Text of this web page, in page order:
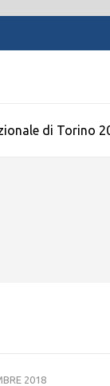
di Torino
2018